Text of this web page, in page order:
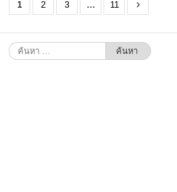
1 2 3 … 11
ค้นหา
สำหรับ: